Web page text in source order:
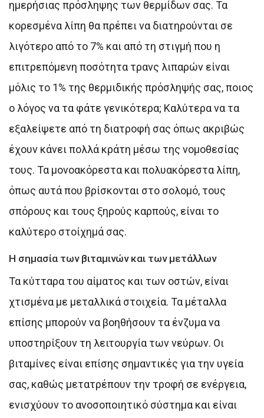
ημερήσιας πρόσληψης των θερμίδων σας. Τα
κορεσμένα λίπη θα πρέπει να διατηρούνται σε
λιγότερο από το 7% και από τη στιγμή που η
επιτρεπόμενη ποσότητα τρανς λιπαρών είναι
μόλις το 1% της θερμιδικής πρόσληψής σας, ποιος
ο λόγος να τα φάτε γενικότερα; Καλύτερα να τα
εξαλείψετε από τη διατροφή σας όπως ακριβώς
έχουν κάνει πολλά κράτη μέσω της νομοθεσίας
τους. Τα μονοακόρεστα και πολυακόρεστα λίπη,
όπως αυτά που βρίσκονται στο σολομό, τους
σπόρους και τους ξηρούς καρπούς, είναι το
καλύτερο στοίχημά σας.
Η σημασία των βιταμινών και των μετάλλων
Τα κύτταρα του αίματος και των οστών, είναι
χτισμένα με μεταλλικά στοιχεία. Τα μέταλλα
επίσης μπορούν να βοηθήσουν τα ένζυμα να
υποστηρίξουν τη λειτουργία των νεύρων. Οι
βιταμίνες είναι επίσης σημαντικές για την υγεία
σας, καθώς μετατρέπουν την τροφή σε ενέργεια,
ενισχύουν το ανοσοποιητικό σύστημα και είναι